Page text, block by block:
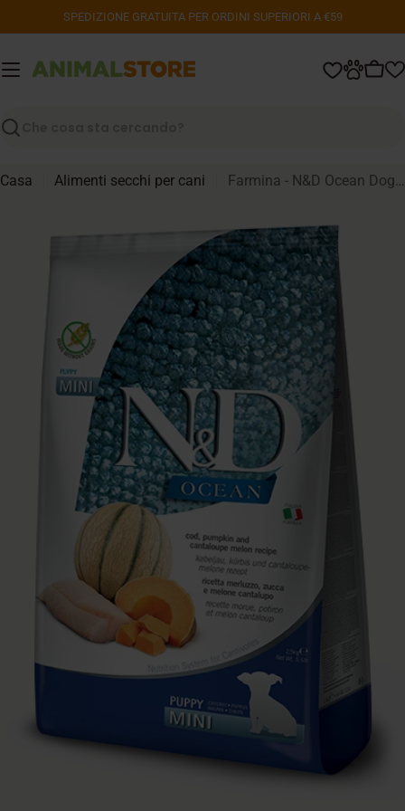
al
contenuto
SPEDIZIONE GRATUITA PER ORDINI SUPERIORI A €59
Ricerca
Casa Alimenti secchi per cani
supporto 0 in modalità modale